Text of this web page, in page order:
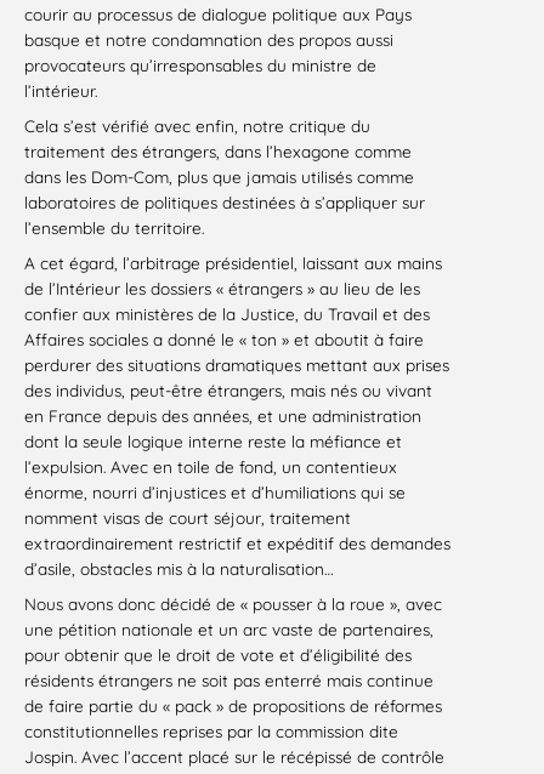
courir au processus de dialogue politique aux Pays
basque et notre condamnation des propos aussi
provocateurs qu’irresponsables du ministre de
l’intérieur.
Cela s’est vérifié avec enfin, notre critique du
traitement des étrangers, dans l’hexagone comme
dans les Dom-Com, plus que jamais utilisés comme
laboratoires de politiques destinées à s’appliquer sur
l’ensemble du territoire.
A cet égard, l’arbitrage présidentiel, laissant aux mains
de l’Intérieur les dossiers « étrangers » au lieu de les
confier aux ministères de la Justice, du Travail et des
Affaires sociales a donné le « ton » et aboutit à faire
perdurer des situations dramatiques mettant aux prises
des individus, peut-être étrangers, mais nés ou vivant
en France depuis des années, et une administration
dont la seule logique interne reste la méfiance et
l’expulsion. Avec en toile de fond, un contentieux
énorme, nourri d’injustices et d’humiliations qui se
nomment visas de court séjour, traitement
extraordinairement restrictif et expéditif des demandes
d’asile, obstacles mis à la naturalisation…
Nous avons donc décidé de « pousser à la roue », avec
une pétition nationale et un arc vaste de partenaires,
pour obtenir que le droit de vote et d’éligibilité des
résidents étrangers ne soit pas enterré mais continue
de faire partie du « pack » de propositions de réformes
constitutionnelles reprises par la commission dite
Jospin. Avec l’accent placé sur le récépissé de contrôle